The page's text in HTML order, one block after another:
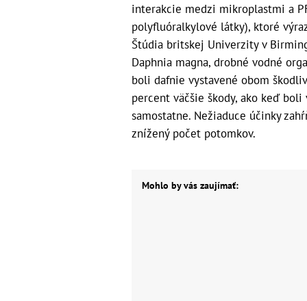
interakcie medzi mikroplastmi a
polyfluóralkylové látky), ktoré
Štúdia britskej Univerzity v
Daphnia magna, drobné vodné
boli dafnie vystavené obom
percent väčšie škody, ako keď
samostatne. Nežiaduce účinky
znížený počet potomkov.
Mohlo by vás zaujímať: